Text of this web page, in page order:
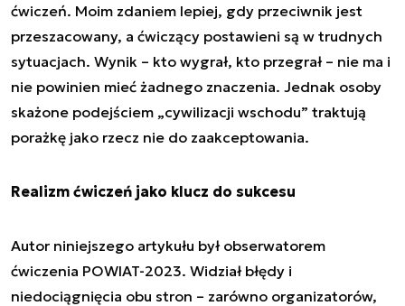
ćwiczeń. Moim zdaniem lepiej, gdy przeciwnik jest
przeszacowany, a ćwiczący postawieni są w trudnych
sytuacjach. Wynik – kto wygrał, kto przegrał – nie ma i
nie powinien mieć żadnego znaczenia. Jednak osoby
skażone podejściem „cywilizacji wschodu” traktują
porażkę jako rzecz nie do zaakceptowania.
Realizm ćwiczeń jako klucz do sukcesu
Autor niniejszego artykułu był obserwatorem
ćwiczenia POWIAT-2023. Widział błędy i
niedociągnięcia obu stron – zarówno organizatorów,